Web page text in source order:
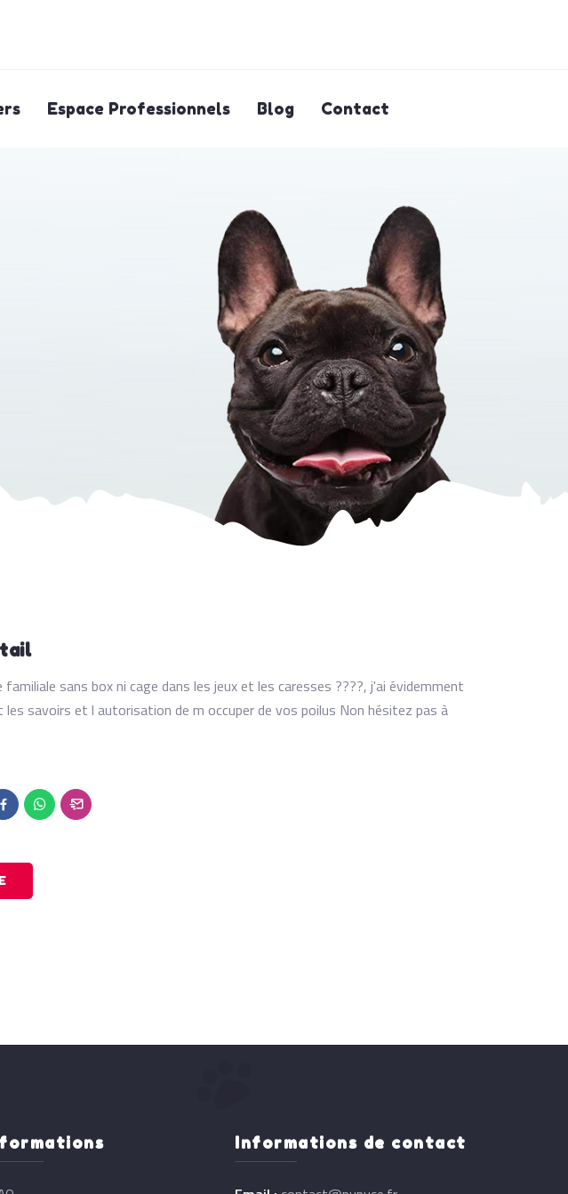
Espace Professionnels Blog Contact
familiale sans box ni cage dans les jeux et les caresses ????, j'ai évidemment
les savoirs et l autorisation de m occuper de vos poilus Non hésitez pas à
Informations de contact